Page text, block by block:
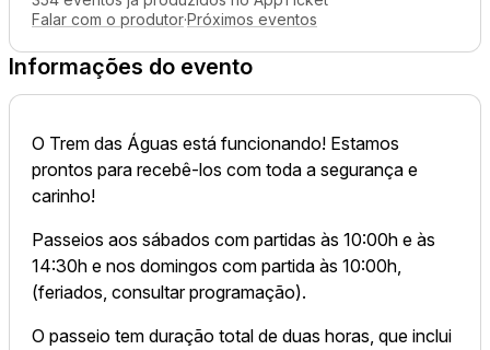
Falar com o produtor·Próximos eventos
Informações do evento
O Trem das Águas está funcionando! Estamos
prontos para recebê-los com toda a segurança e
carinho!
Passeios aos sábados com partidas às 10:00h e às
14:30h e nos domingos com partida às 10:00h,
(feriados, consultar programação).
O passeio tem duração total de duas horas, que inclui